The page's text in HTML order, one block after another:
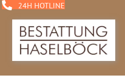
24H HOTLINE